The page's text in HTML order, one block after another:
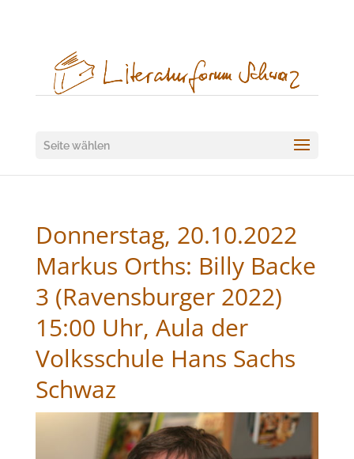
Seite wählen
Donnerstag, 20.10.2022
Markus Orths: Billy Backe
3 (Ravensburger 2022)
15:00 Uhr, Aula der
Volksschule Hans Sachs
Schwaz